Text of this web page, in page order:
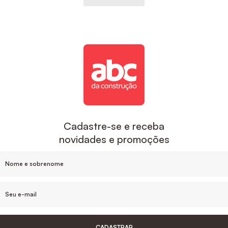
Cadastre-se e receba
novidades e promoções